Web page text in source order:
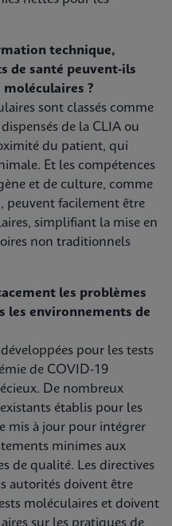
technique,
de santé peuvent-ils
moléculaires ?
sont classés comme
de la CLIA ou
du patient, qui
Et les compétences
et de culture, comme
peuvent facilement être
simplifiant la mise en
non traditionnels
les problèmes
les environnements de
pour les tests
de COVID-19
De nombreux
établis pour les
mis à jour pour intégrer
minimes aux
de qualité. Les directives
autorités doivent être
moléculaires et doivent
sur les pratiques de